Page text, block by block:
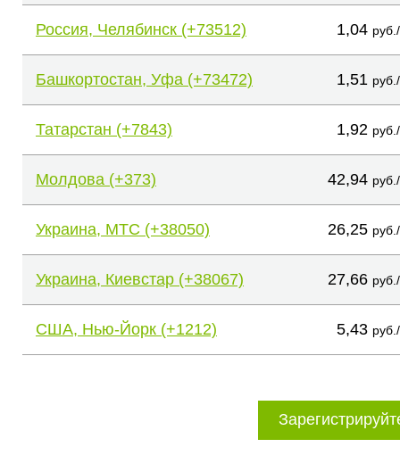
Россия, Челябинск (+73512) 1,04
Башкортостан, Уфа (+73472) 1,51
Татарстан (+7843) 1,92
Молдова (+373) 42,94
Украина, МТС (+38050) 26,25
Украина, Киевстар (+38067) 27,66
США, Нью-Йорк (+1212) 5,43